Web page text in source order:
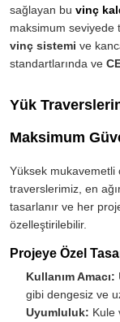
sağlayan bu vinç
maksimum seviyede
vinç sistemi ve
standartlarında ve
Yük
Maksimum
Yüksek mukavemetli
traverslerimiz, en
tasarlanır ve her
özelleştirilebilir.
Projeye Özel
Kullanım Amacı:
gibi dengesiz ve
Uyumluluk: Kule